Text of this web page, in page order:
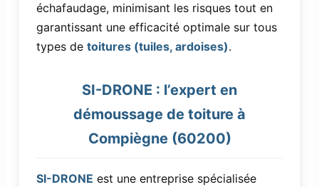
échafaudage, minimisant les risques tout en
garantissant une efficacité optimale sur tous
types de toitures (tuiles, ardoises).
SI-DRONE : l’expert en
démoussage de toiture à
Compiègne (60200)
SI-DRONE est une entreprise spécialisée